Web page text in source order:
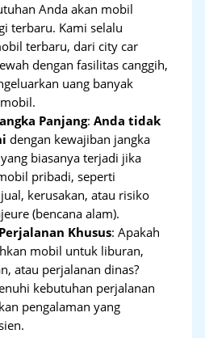
Anda akan mobil
terbaru. Kami selalu
terbaru, dari city car
dengan fasilitas canggih,
uang banyak
Panjang:Anda tidak
dengan kewajiban jangka
biasanya terjadi jika
pribadi, seperti
kerusakan, atau risiko
(bencana alam).
Khusus: Apakah
mobil untuk liburan,
atau perjalanan dinas?
kebutuhan perjalanan
pengalaman yang